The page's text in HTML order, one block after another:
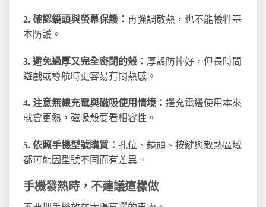
2. 確認鏡頭與螢幕保護： 再強調散熱，也不能犧牲基
本防護。
3. 避免過厚又完全密閉的殼： 厚殼防摔好，但長時間
遊戲或導航時更容易有悶熱感。
4. 注意無線充電與磁吸使用情境： 邊充電邊使用本來
就會更熱，磁吸殼要看相容性。
5. 依照手機型號購買： 孔位、鏡頭、按鍵與散熱區域
都可能因型號不同而有差異。
手機發熱時，不建議這樣做